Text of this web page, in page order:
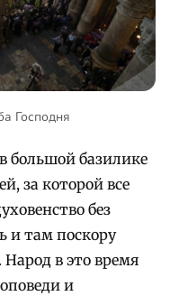
Господня
большой базилике
за которой все
без
и там поскору
в это время
и